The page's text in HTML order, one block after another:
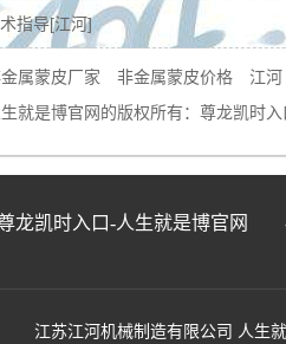
指导[江河]
都推荐[江苏江河]
速出货[江河]
厂家品质有保障[江河]
属蒙皮厂家 非金属蒙皮价格
江河
就是博官网的版权所有： 尊龙凯时
龙凯时入口-人生就是博官网
江苏江河机械制造有限公司 人生